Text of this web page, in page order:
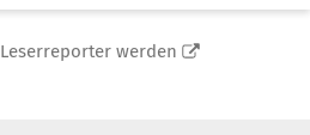
Leserreporter werden